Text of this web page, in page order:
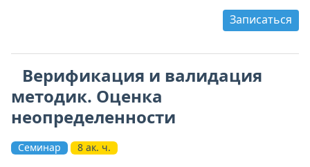
Записаться
Верификация и валидация
методик. Оценка
неопределенности
Семинар 8 ак. ч.